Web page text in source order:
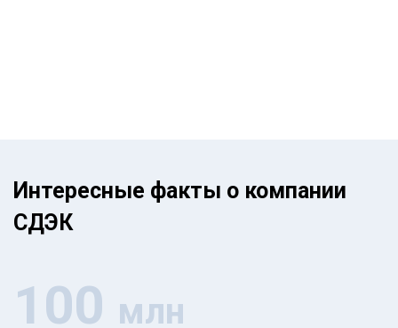
Интересные факты о компании
СДЭК
100 млн